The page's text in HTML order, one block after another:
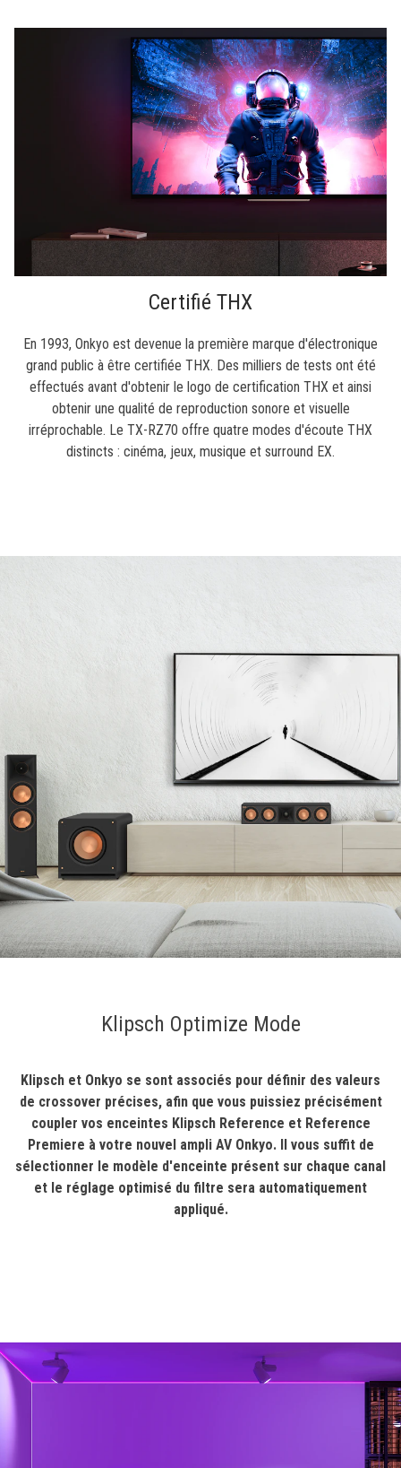
Certifié THX
En 1993, Onkyo est devenue la première marque d'électronique
grand public à être certifiée THX. Des milliers de tests ont été
effectués avant d'obtenir le logo de certification THX et ainsi
obtenir une qualité de reproduction sonore et visuelle
irréprochable. Le TX-RZ70 offre quatre modes d'écoute THX
distincts : cinéma, jeux, musique et surround EX.
Klipsch Optimize Mode
Klipsch et Onkyo se sont associés pour définir des valeurs
de crossover précises, afin que vous puissiez précisément
coupler vos enceintes Klipsch Reference et Reference
Premiere à votre nouvel ampli AV Onkyo. Il vous suffit de
sélectionner le modèle d'enceinte présent sur chaque canal
et le réglage optimisé du filtre sera automatiquement
appliqué.